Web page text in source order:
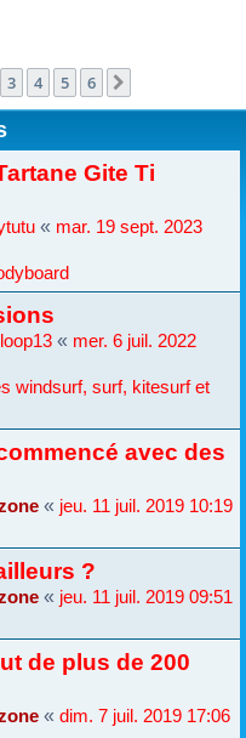
3 4 5 6
Gite Ti
« mar. 19 sept. 2023
« mer. 6 juil. 2022
windsurf, surf, kitesurf et
avec des
« jeu. 11 juil. 2019 10:19
?
« jeu. 11 juil. 2019 09:51
de plus de 200
« dim. 7 juil. 2019 17:06